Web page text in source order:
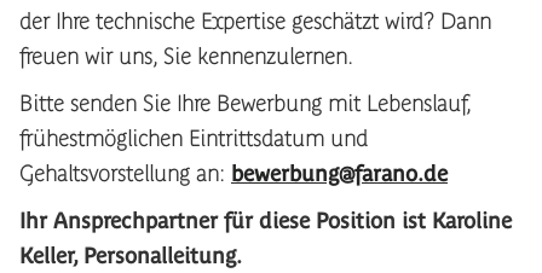
der Ihre technische Expertise geschätzt wird? Dann
freuen wir uns, Sie kennenzulernen.
Bitte senden Sie Ihre Bewerbung mit Lebenslauf,
frühestmöglichen Eintrittsdatum und
Gehaltsvorstellung an: bewerbung@farano.de
Ihr Ansprechpartner für diese Position ist Karoline
Keller, Personalleitung.